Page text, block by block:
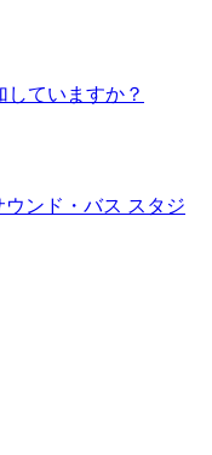
ていますか？
ンド・バス スタジ